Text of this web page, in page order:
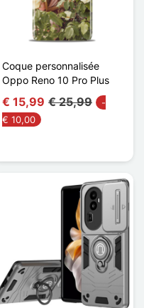
Coque personnalisée
Oppo Reno 10 Pro Plus
€ 15,99 € 25,99
-
€ 10,00